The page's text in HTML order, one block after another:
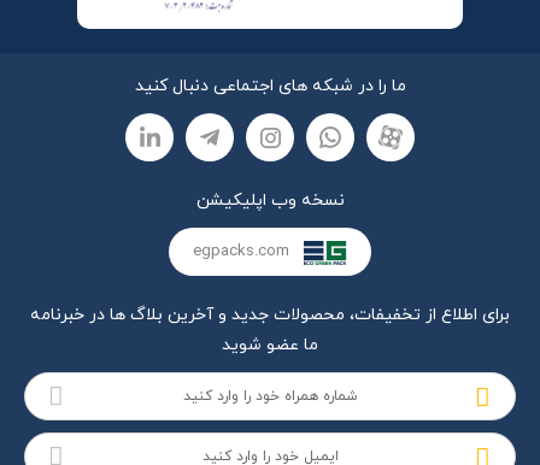
ما را در شبکه های اجتماعی دنبال کنید
نسخه وب اپلیکیشن
برای اطلاع از تخفیفات، محصولات جدید و آخرین بلاگ ها در خبرنامه
ما عضو شوید